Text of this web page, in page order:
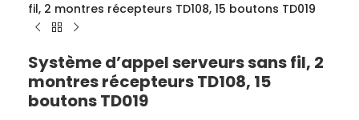
fil, 2 montres récepteurs TD108, 15 boutons TD019
Système d’appel serveurs sans fil, 2
montres récepteurs TD108, 15
boutons TD019